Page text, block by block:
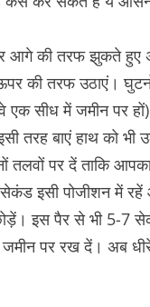
आगे की तरफ झुकते
की तरफ उठाएं।
सीध में जमीन पर
तरह बाएं हाथ को भी
तलवों पर दें ताकि
इसी पोजीशन में
इस पैर से भी 5-7
पर रख दें। अब